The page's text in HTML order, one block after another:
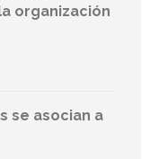
organización
se asocian a